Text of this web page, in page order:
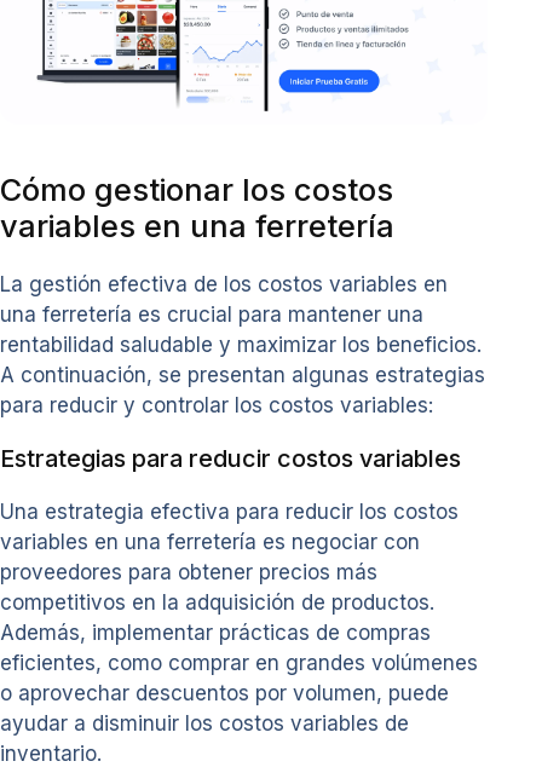
Cómo gestionar los costos
variables en una ferretería
La gestión efectiva de los costos variables en
una ferretería es crucial para mantener una
rentabilidad saludable y maximizar los beneficios.
A continuación, se presentan algunas estrategias
para reducir y controlar los costos variables:
Estrategias para reducir costos variables
Una estrategia efectiva para reducir los costos
variables en una ferretería es negociar con
proveedores para obtener precios más
competitivos en la adquisición de productos.
Además, implementar prácticas de compras
eficientes, como comprar en grandes volúmenes
o aprovechar descuentos por volumen, puede
ayudar a disminuir los costos variables de
inventario.